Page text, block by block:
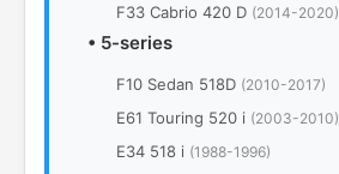
F33 Cabrio 420 D (2014-2020)
• 5-series
F10 Sedan 518D (2010-2017)
E61 Touring 520 i (2003-2010)
E34 518 i (1988-1996)